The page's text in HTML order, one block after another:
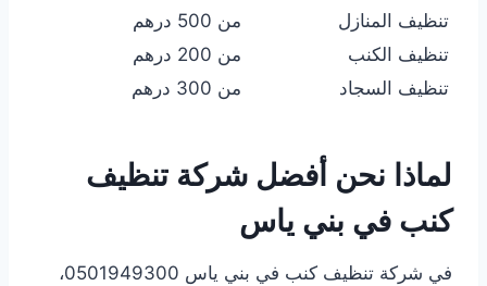
تنظيف المنازل
من 500 درهم
تنظيف الكنب
من 200 درهم
تنظيف السجاد
من 300 درهم
لماذا نحن أفضل شركة تنظيف
كنب في بني ياس
في شركة تنظيف كنب في بني ياس 0501949300،